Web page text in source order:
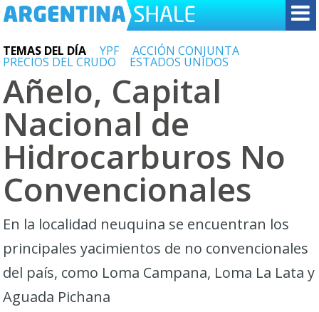
TEMAS DEL DÍA YPF ACCIÓN CONJUNTA
PRECIOS DEL CRUDO ESTADOS UNIDOS
Añelo, Capital
Nacional de
Hidrocarburos No
Convencionales
En la localidad neuquina se encuentran los
principales yacimientos de no convencionales
del país, como Loma Campana, Loma La Lata y
Aguada Pichana